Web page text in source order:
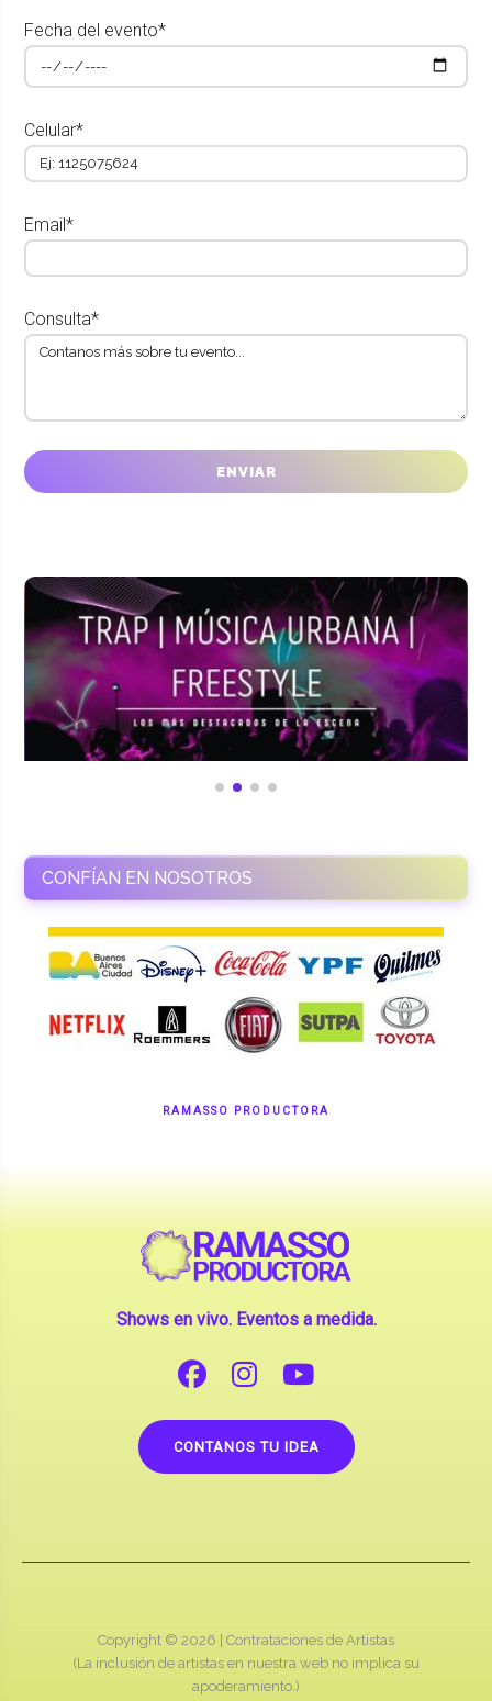
Fecha del evento*
Celular*
Email*
Consulta*
CONFÍAN EN NOSOTROS
RAMASSO PRODUCTORA
Shows en vivo. Eventos a medida.
CONTANOS TU IDEA
Copyright © 2026 | Contrataciones de Artistas
(La inclusión de artistas en nuestra web no implica su
apoderamiento.)